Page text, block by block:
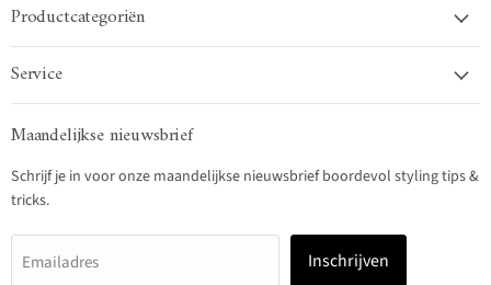
Productcategoriën
Service
Maandelijkse nieuwsbrief
Schrijf je in voor onze maandelijkse nieuwsbrief boordevol styling tips &
tricks.
Emailadres Inschrijven